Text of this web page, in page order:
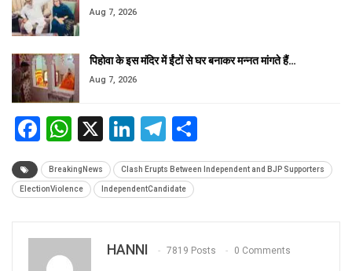
Aug 7, 2026
पिहोवा के इस मंदिर में ईंटों से घर बनाकर मन्नत मांगते हैं…
Aug 7, 2026
Facebook
WhatsApp
X LinkedIn
Telegram
BreakingNews Clash Erupts Between Independent and BJP Supporters
ElectionViolence IndependentCandidate
HANNI 7819 Posts 0 Comments